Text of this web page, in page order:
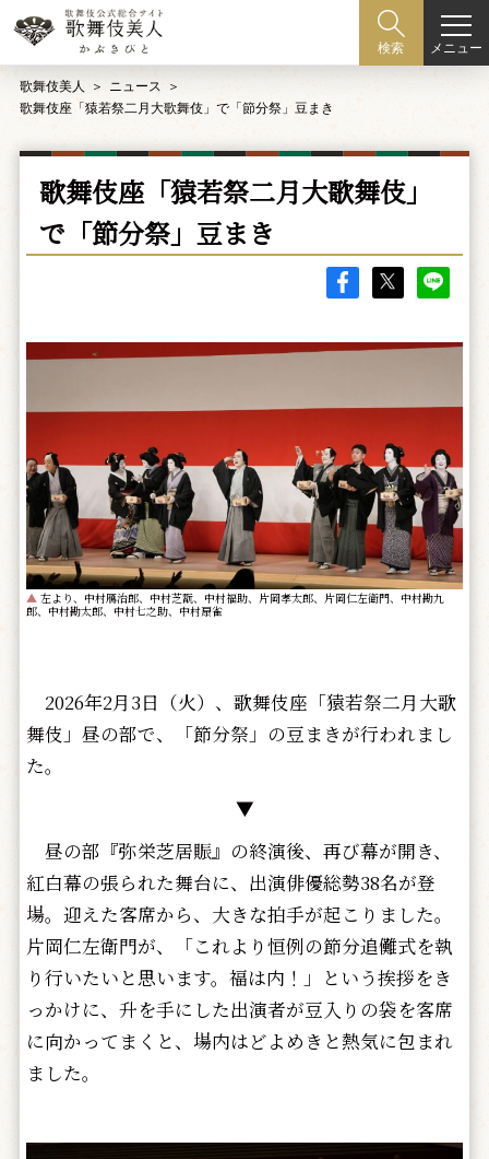
検索 メニュー
歌舞伎美人
ニュース
歌舞伎座「猿若祭二月大歌舞伎」で「節分祭」豆まき
歌舞伎座「猿若祭二月大歌舞伎」
で「節分祭」豆まき
▲左より、中村鴈治郎、中村芝翫、中村福助、片岡孝太郎、片岡仁左衛門、中村勘九
郎、中村勘太郎、中村七之助、中村扇雀
2026年2月3日（火）、歌舞伎座「猿若祭二月大歌
舞伎」昼の部で、「節分祭」の豆まきが行われまし
た。
▼
昼の部『弥栄芝居賑』の終演後、再び幕が開き、
紅白幕の張られた舞台に、出演俳優総勢38名が登
場。迎えた客席から、大きな拍手が起こりました。
片岡仁左衛門が、「これより恒例の節分追儺式を執
り行いたいと思います。福は内！」という挨拶をき
っかけに、升を手にした出演者が豆入りの袋を客席
に向かってまくと、場内はどよめきと熱気に包まれ
ました。